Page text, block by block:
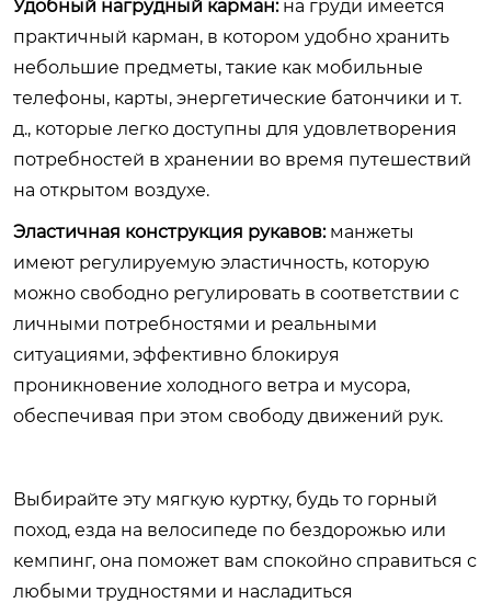
Удобный нагрудный карман:на груди имеется
практичный карман, в котором удобно хранить
небольшие предметы, такие как мобильные
телефоны, карты, энергетические батончики и т.
д., которые легко доступны для удовлетворения
потребностей в хранении во время путешествий
на открытом воздухе.
Эластичная конструкция рукавов:манжеты
имеют регулируемую эластичность, которую
можно свободно регулировать в соответствии с
личными потребностями и реальными
ситуациями, эффективно блокируя
проникновение холодного ветра и мусора,
обеспечивая при этом свободу движений рук.
Выбирайте эту мягкую куртку, будь то горный
поход, езда на велосипеде по бездорожью или
кемпинг, она поможет вам спокойно справиться с
любыми трудностями и насладиться